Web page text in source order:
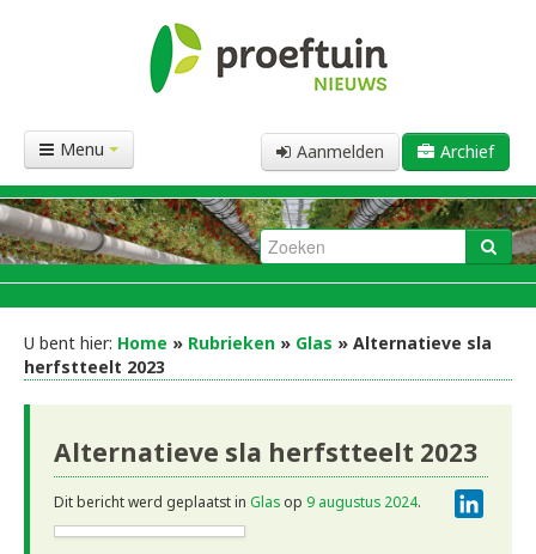
Aanmelden Archief
Menu
U bent hier: Home » Rubrieken » Glas » Alternatieve sla
herfstteelt 2023
Alternatieve sla herfstteelt 2023
Dit bericht werd geplaatst in Glas op 9 augustus 2024.